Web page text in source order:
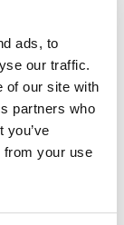
ads, to
our traffic.
of our site with
partners who
you’ve
from your use
:
de la
densité
raison de la
le